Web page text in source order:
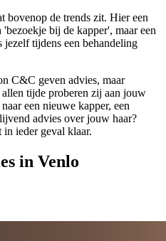
bovenop de trends zit. Hier een
bij de kapper', maar een
tijdens een behandeling
C&C geven advies, maar
tijde proberen zij aan jouw
een nieuwe kapper, een
advies over jouw haar?
ieder geval klaar.
in Venlo